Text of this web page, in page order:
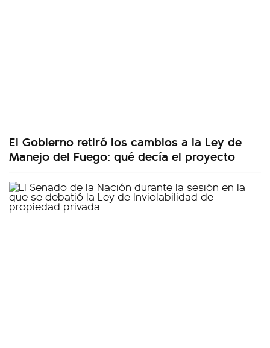
El Gobierno retiró los cambios a la Ley de
Manejo del Fuego: qué decía el proyecto